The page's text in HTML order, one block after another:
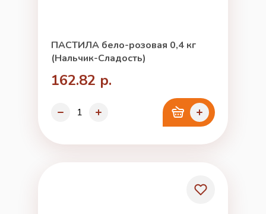
ПАСТИЛА бело-розовая 0,4 кг
(Нальчик-Сладость)
162.82 р.